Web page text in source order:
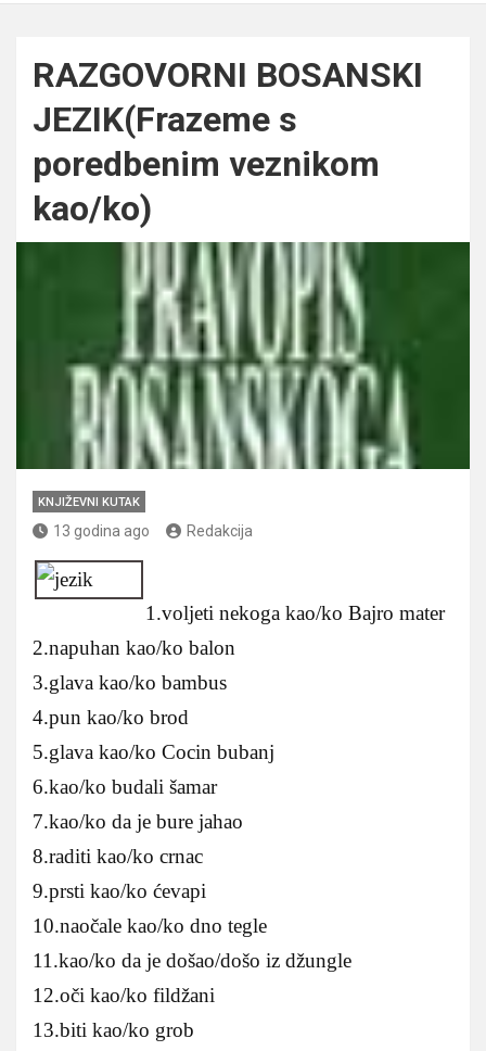
RAZGOVORNI BOSANSKI
JEZIK(Frazeme s
poredbenim veznikom
kao/ko)
KNJIŽEVNI KUTAK
13 godina ago Redakcija
1.voljeti nekoga kao/ko Bajro mater
2.napuhan kao/ko balon
3.glava kao/ko bambus
4.pun kao/ko brod
5.glava kao/ko Cocin bubanj
6.kao/ko budali šamar
7.kao/ko da je bure jahao
8.raditi kao/ko crnac
9.prsti kao/ko ćevapi
10.naočale kao/ko dno tegle
11.kao/ko da je došao/došo iz džungle
12.oči kao/ko fildžani
13.biti kao/ko grob